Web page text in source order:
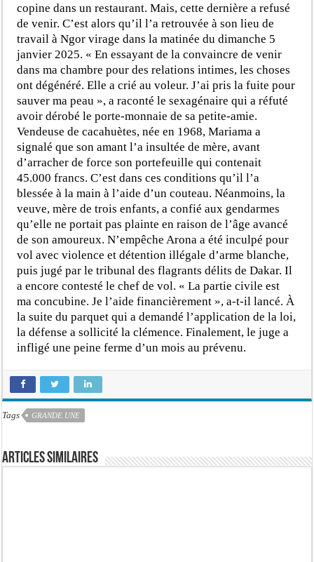
copine dans un restaurant. Mais, cette dernière a refusé
de venir. C’est alors qu’il l’a retrouvée à son lieu de
travail à Ngor virage dans la matinée du dimanche 5
janvier 2025. « En essayant de la convaincre de venir
dans ma chambre pour des relations intimes, les choses
ont dégénéré. Elle a crié au voleur. J’ai pris la fuite pour
sauver ma peau », a raconté le sexagénaire qui a réfuté
avoir dérobé le porte-monnaie de sa petite-amie.
Vendeuse de cacahuètes, née en 1968, Mariama a
signalé que son amant l’a insultée de mère, avant
d’arracher de force son portefeuille qui contenait
45.000 francs. C’est dans ces conditions qu’il l’a
blessée à la main à l’aide d’un couteau. Néanmoins, la
veuve, mère de trois enfants, a confié aux gendarmes
qu’elle ne portait pas plainte en raison de l’âge avancé
de son amoureux. N’empêche Arona a été inculpé pour
vol avec violence et détention illégale d’arme blanche,
puis jugé par le tribunal des flagrants délits de Dakar. Il
a encore contesté le chef de vol. « La partie civile est
ma concubine. Je l’aide financièrement », a-t-il lancé. À
la suite du parquet qui a demandé l’application de la loi,
la défense a sollicité la clémence. Finalement, le juge a
infligé une peine ferme d’un mois au prévenu.
Tags GRANDE UNE
Articles similaires